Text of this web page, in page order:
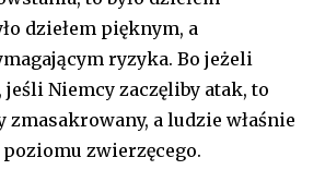
dziełem pięknym, a
ryzyka. Bo jeżeli
jeśli Niemcy zaczęliby atak, to
zmasakrowany, a ludzie właśnie
zwierzęcego.